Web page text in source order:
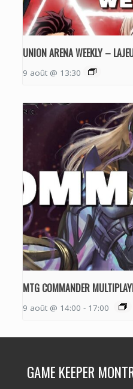
UNION ARENA WEEKLY –
9 août @ 13:30
MTG COMMANDER
9 août @ 14:00 - 17:00
GAME KEEPER